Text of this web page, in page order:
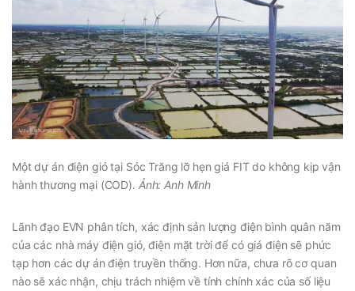
Một dự án điện gió tại Sóc Trăng lỡ hẹn giá FIT do không kịp vận
hành thương mại (COD). Ảnh: Anh Minh
Lãnh đạo EVN phân tích, xác định sản lượng điện bình quân năm
của các nhà máy điện gió, điện mặt trời để có giá điện sẽ phức
tạp hơn các dự án điện truyền thống. Hơn nữa, chưa rõ cơ quan
nào sẽ xác nhận, chịu trách nhiệm về tính chính xác của số liệu